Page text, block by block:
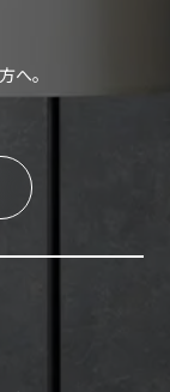
へ。